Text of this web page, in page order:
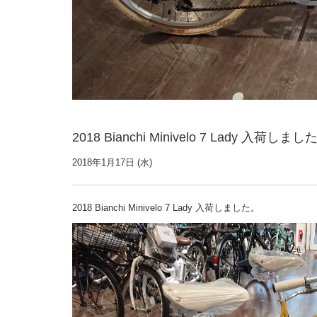
2018 Bianchi Minivelo 7 Lady 入荷しました
2018年1月17日 (水)
2018 Bianchi Minivelo 7 Lady 入荷しました。